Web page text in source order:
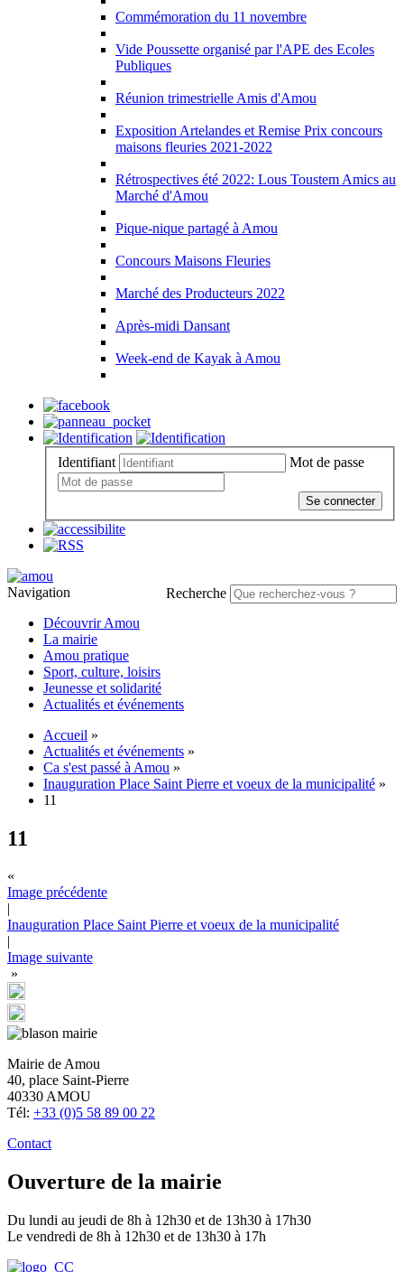
Commémoration du 11 novembre
Vide Poussette organisé par l'APE des Ecoles
Publiques
Réunion trimestrielle Amis d'Amou
Exposition Artelandes et Remise Prix concours
maisons fleuries 2021-2022
Rétrospectives été 2022: Lous Toustem Amics au
Marché d'Amou
Pique-nique partagé à Amou
Concours Maisons Fleuries
Marché des Producteurs 2022
Après-midi Dansant
Week-end de Kayak à Amou
Identifiant Mot de passe
Se connecter
Recherche
Navigation
Découvrir Amou
La mairie
Amou pratique
Sport, culture, loisirs
Jeunesse et solidarité
Actualités et événements
Accueil »
Actualités et événements »
Ca s'est passé à Amou »
Inauguration Place Saint Pierre et voeux de la municipalité »
11
11
«
Image précédente
|
Inauguration Place Saint Pierre et voeux de la municipalité
|
Image suivante
»
Mairie de Amou
40, place Saint-Pierre
40330 AMOU
Tél: +33 (0)5 58 89 00 22
Contact
Ouverture de la mairie
Du lundi au jeudi de 8h à 12h30 et de 13h30 à 17h30
Le vendredi de 8h à 12h30 et de 13h30 à 17h